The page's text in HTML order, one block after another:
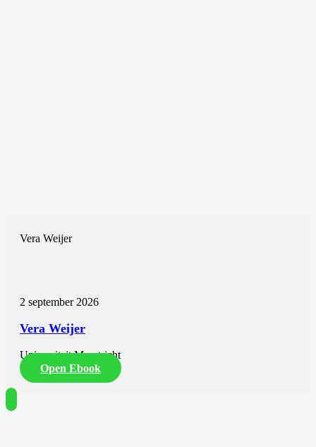
Vera Weijer
2 september 2026
Vera Weijer
Universiteit Maastricht
Open Ebook